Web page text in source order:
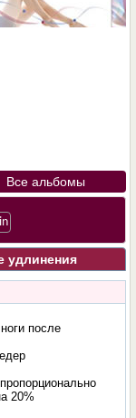
Все альбомы
удлинения
после
20%